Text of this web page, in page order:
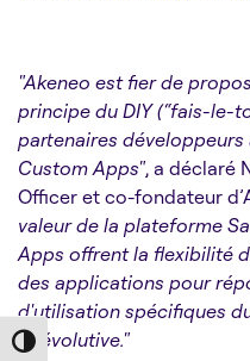
Toggle High Contrast
"Akeneo est fier de
principe du DIY (“fais-le-
partenaires
Custom Apps", a déclaré
Officer et co-fondateur
valeur de la plateforme
Apps offrent la flexibilité
des applications pour
d'utilisation spécifiques
et évolutive."